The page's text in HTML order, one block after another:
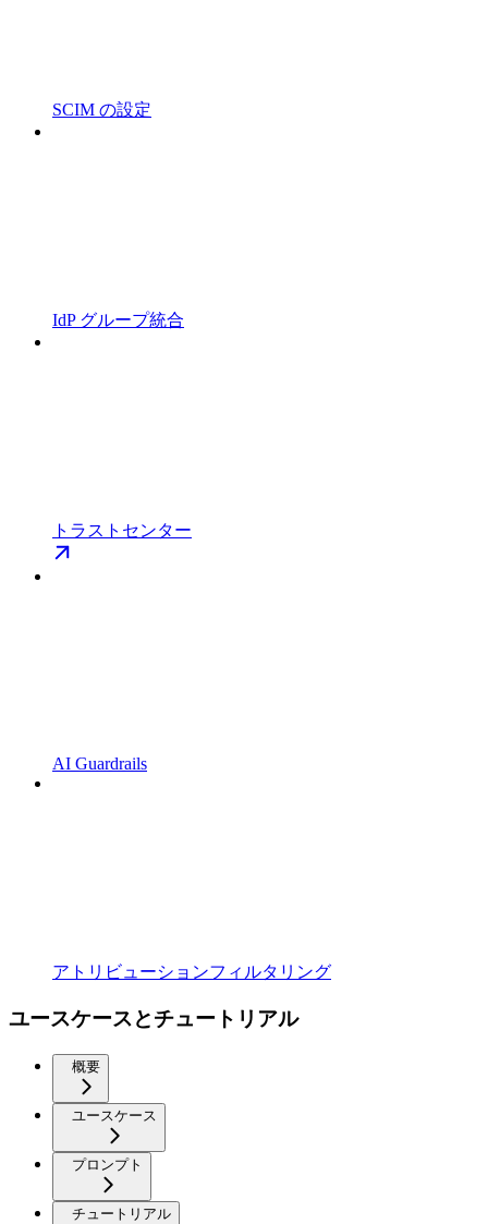
SCIM の設定
IdP グループ統合
トラストセンター
AI Guardrails
アトリビューションフィルタリング
ユースケースとチュートリアル
概要
ユースケース
プロンプト
チュートリアル